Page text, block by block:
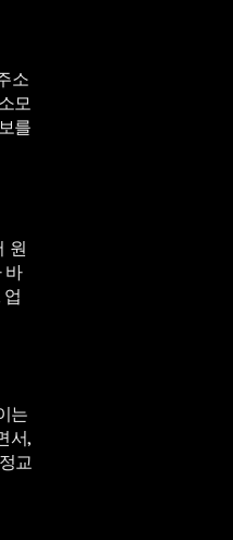
소
모
를
원
바
는
서,
교